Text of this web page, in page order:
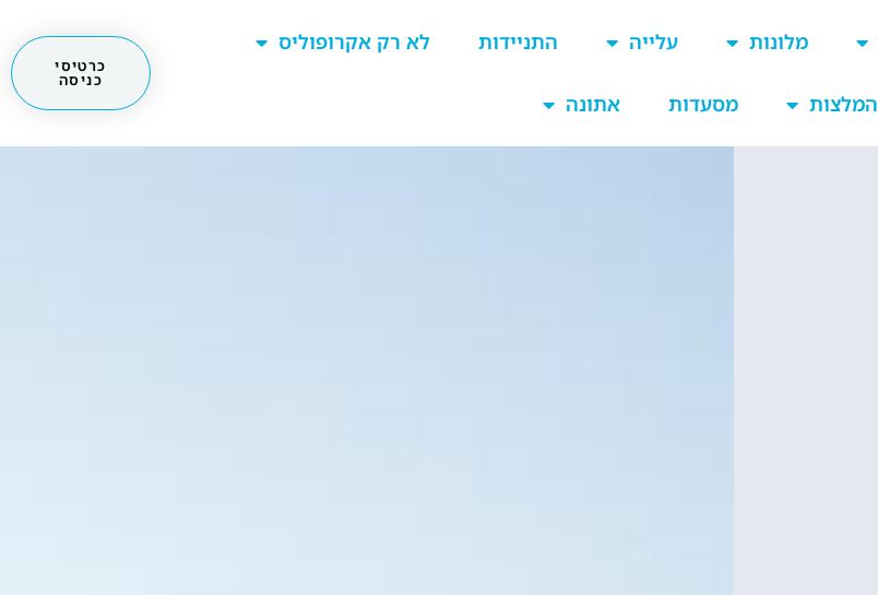
מלונות עלייה התניידות לא רק אקרופוליס
המלצות מסעדות אתונה
כרטיסי
כניסה